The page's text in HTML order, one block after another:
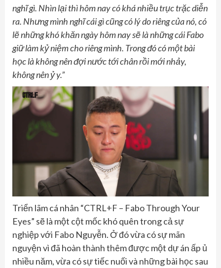
nghĩ gì. Nhìn lại thì hôm nay có khá nhiều trục trặc diễn
ra. Nhưng mình nghĩ cái gì cũng có lý do riêng của nó, có
lẽ những khó khăn ngày hôm nay sẽ là những cái Fabo
giữ làm kỷ niệm cho riêng mình. Trong đó có một bài
học là không nên đợi nước tới chân rồi mới nhảy,
không nên ỷ y.”
Triển lãm cá nhân “CTRL+F – Fabo Through Your
Eyes” sẽ là một cột mốc khó quên trong cả sự
nghiệp với Fabo Nguyễn. Ở đó vừa có sự mãn
nguyện vì đã hoàn thành thêm được một dự án ấp ủ
nhiều năm, vừa có sự tiếc nuối và những bài học sau